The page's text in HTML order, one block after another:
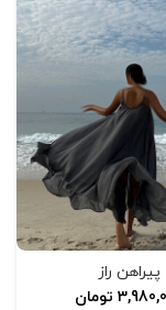
پیراهن راز
تومان